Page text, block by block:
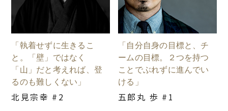
「執着せずに生きるこ
と。「壁」ではなく
「山」だと考えれば、登
るのも難しくない」
北見宗幸 #2
「自分自身の目標と、チ
ームの目標。２つを持つ
ことでぶれずに進んでい
ける」
五郎丸 歩 #1